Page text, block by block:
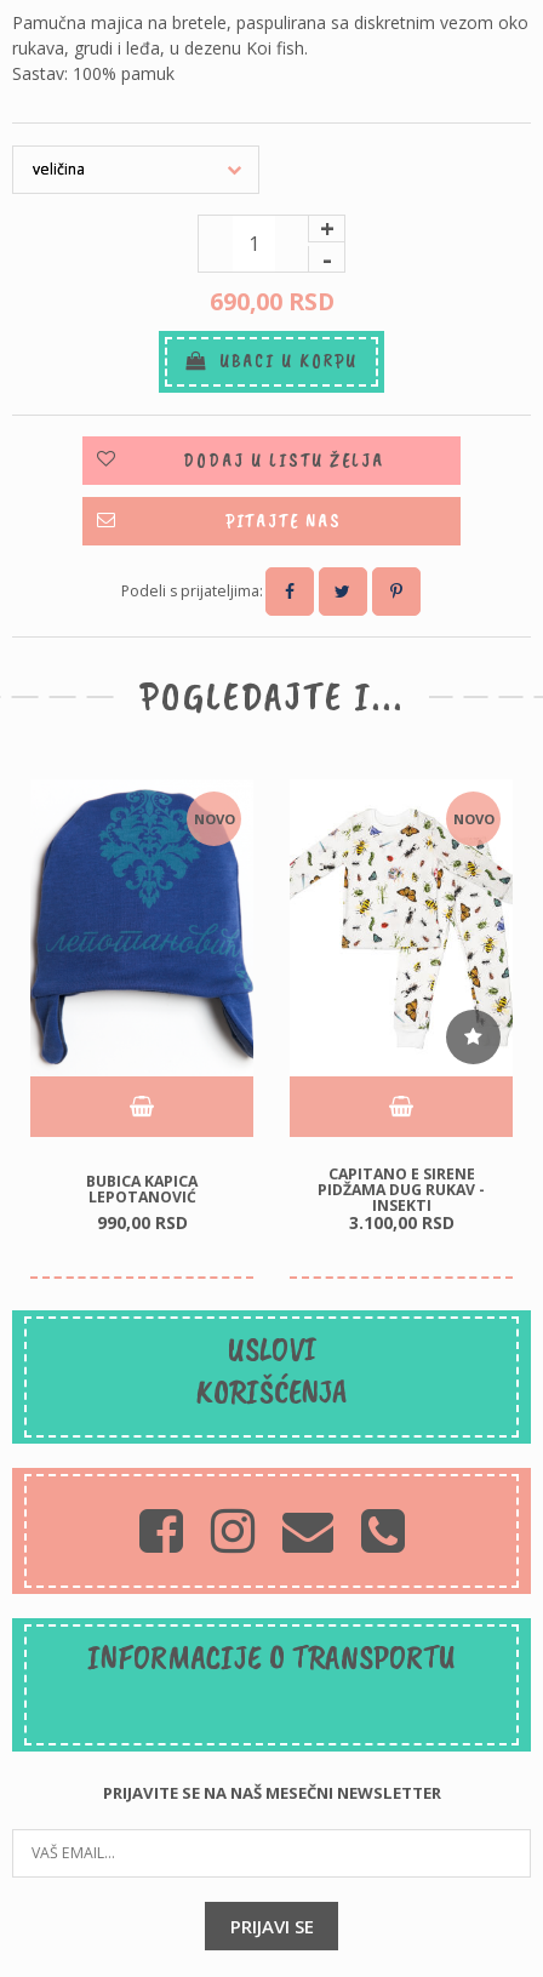
Pamučna majica na bretele, paspulirana sa diskretnim vezom oko
rukava, grudi i leđa, u dezenu Koi fish.
Sastav: 100% pamuk
+
-
690,00 RSD
UBACI U KORPU
DODAJ U LISTU ŽELJA
PITAJTE NAS
Podeli s prijateljima:
POGLEDAJTE I...
NOVO
BUBICA KAPICA
LEPOTANOVIĆ
990,00 RSD
NOVO
CAPITANO E SIRENE
PIDŽAMA DUG RUKAV -
INSEKTI
3.100,00 RSD
USLOVI
KORIŠĆENJA
INFORMACIJE O TRANSPORTU
PRIJAVITE SE NA NAŠ MESEČNI NEWSLETTER
PRIJAVI SE